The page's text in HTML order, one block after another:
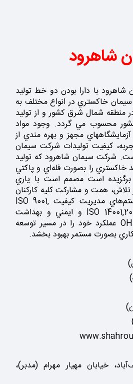
شاهرود
با دارا بودن دو خط توليد
روزانه 6500 تن سيمان خاكستري در انواع مختلف به
منطقه شمال شرق كشور و از توليد
محسوب مي گردد. وجود مواد
مجهز و بهره مندي از
كيفيت توليدات شركت سيمان
شركت سيمان شاهرود كه توليد
خاكستري را بصورت فله‌اي و پاكتي
برگزيده است مصمم است با ياري
تلاش، همت و مشاركت كليه كاركنان
و با اجرا و برقراري سيستم‌هاي مديريت كيفيت ISO 9001,
2008 زيست محيطي ISO 14001,2004 و ايمني و بهداشت
حرفه‌ايOHSAS 18001, 2007 عملكرد خود را در مسير توسعه
كاري بصورت مستمر بهبود بخشد.
خیابان مهيار مهرام (مدبر)،